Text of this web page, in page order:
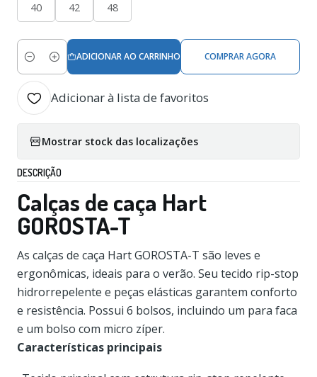
40
42 48
Quantidade
ADICIONAR AO CARRINHO COMPRAR AGORA
Adicionar à lista de favoritos
Mostrar stock das localizações
DESCRIÇÃO
Calças de caça Hart
GOROSTA-T
As calças de caça Hart GOROSTA-T são leves e
ergonômicas, ideais para o verão. Seu tecido rip-stop
hidrorrepelente e peças elásticas garantem conforto
e resistência. Possui 6 bolsos, incluindo um para faca
e um bolso com micro zíper.
Características principais